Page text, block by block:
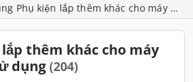
Phụ kiện lắp thêm khác cho máy xây
thêm khác cho máy
dụng (204)